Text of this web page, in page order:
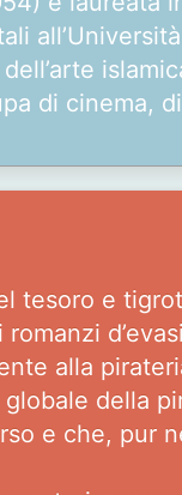
di cinema,
tesoro e
alla
della
e che, pur